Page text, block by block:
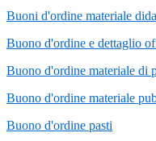
Buoni d'ordine materiale
Buono d'ordine e dettaglio
Buono d'ordine materiale di
Buono d'ordine materiale
Buono d'ordine pasti